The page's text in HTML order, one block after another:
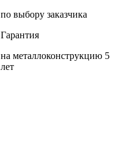
по выбору заказчика
Гарантия
на металлоконструкцию 5
лет